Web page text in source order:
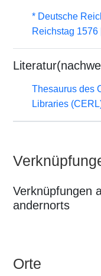
* Deutsche
Reichstag 1576
Thesaurus des
Libraries
Verknüpfungen
andernorts
Orte